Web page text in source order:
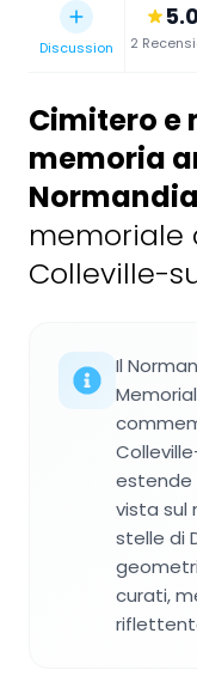
Discussion 2
Cimitero e
memoria
Normandia
memoriale
Colleville-
Il
estende
vista sul
stelle di
curati,